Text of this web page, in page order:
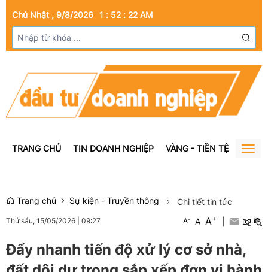
Chủ Nhật , 9/8/2026 1 : 52 : 23 AM
TRANG CHỦ TIN DOANH NGHIỆP VÀNG - TIỀN TỆ BẤT
Trang chủ Sự kiện - Truyền thông Chi tiết tin tức
Thứ sáu, 15/05/2026 09:27 A- A A+
Đẩy nhanh tiến độ xử lý cơ sở nhà,